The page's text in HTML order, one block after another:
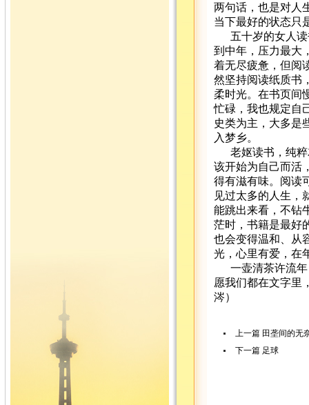
两句话，也是对人
当下最好的状态只
五十岁的女人
到中年，压力最大
着无尽疲惫，但阅
然坚持阅读纸质书
柔时光。在书页间
忙碌，我也规定自
史类为主，大多是
入梦乡。
老妪读书，纯
该开始为自己而活
得有滋有味。阅读
见过太多的人生，
能跳出来看，不钻
茫时，书籍是最好
也会变得温和、从
光，心里有爱，在
一壶清茶许流
愿我们都在文字里
涔）
上一篇 田垄间的无
下一篇 足球